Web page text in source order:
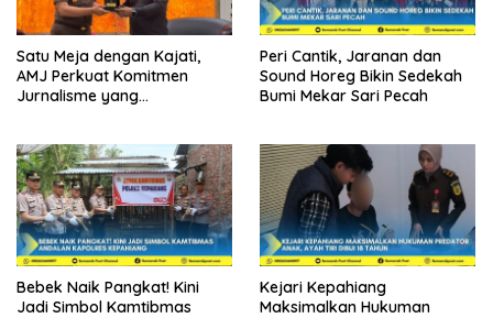
Satu Meja dengan Kajati,
AMJ Perkuat Komitmen
Jurnalisme yang
Peri Cantik, Jaranan dan
Sound Horeg Bikin Sedekah
Bumi Mekar Sari Pecah
Bebek Naik Pangkat! Kini
Jadi Simbol Kamtibmas
Kejari Kepahiang
Maksimalkan Hukuman